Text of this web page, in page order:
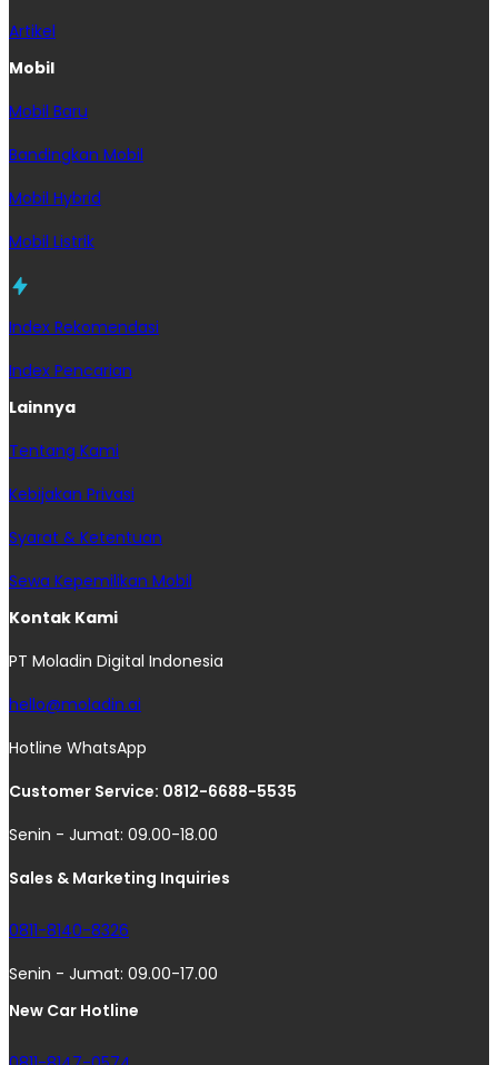
Artikel
Mobil
Mobil Baru
Bandingkan Mobil
Mobil Hybrid
Mobil Listrik
Index Rekomendasi
Index Pencarian
Lainnya
Tentang Kami
Kebijakan Privasi
Syarat & Ketentuan
Sewa Kepemilikan Mobil
Kontak Kami
PT Moladin Digital Indonesia
hello@moladin.ai
Hotline WhatsApp
Customer Service: 0812-6688-5535
Senin - Jumat: 09.00-18.00
Sales & Marketing Inquiries
0811-8140-8326
Senin - Jumat: 09.00-17.00
New Car Hotline